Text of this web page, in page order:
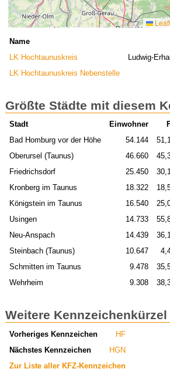
Name
LK Hochtaunuskreis
Ludwig-
LK Hochtaunuskreis Nebenstelle
Größte Städte mit diesem
Stadt Einwohner
Bad Homburg vor der Höhe
54.144
Oberursel (Taunus)
46.660
Friedrichsdorf
25.450
Kronberg im Taunus
18.322
Königstein im Taunus
16.540
Usingen
14.733
Neu-Anspach
14.439
Steinbach (Taunus)
10.647
Schmitten im Taunus
9.478
Wehrheim
9.308
Weitere Kennzeichenkürzel
Vorheriges Kennzeichen
HF
Nächstes Kennzeichen
HGN
Zur Liste aller KFZ-Kennzeichen